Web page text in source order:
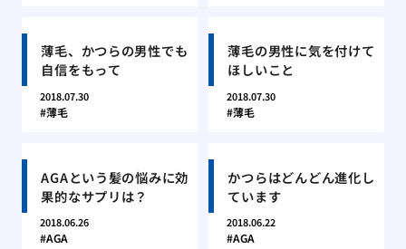
薄毛、かつらの男性でも
自信をもって
2018.07.30
薄毛
薄毛の男性に気を付けて
ほしいこと
2018.07.30
薄毛
AGAという髪の悩みに効
果的なサプリは？
2018.06.26
AGA
かつらはどんどん進化し
ています
2018.06.22
AGA